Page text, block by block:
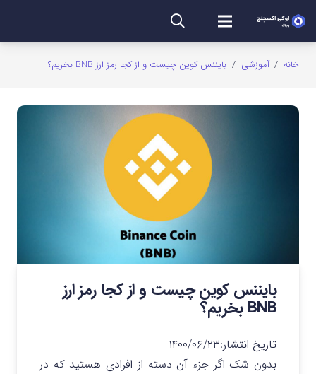
خانه / آموزشی / بایننس کوین چیست و از کجا رمز ارز BNB بخریم؟
بایننس کوین چیست و از کجا رمز ارز
BNB بخریم؟
تاریخ انتشار:۱۴۰۰/۰۶/۲۳
بدون شک اگر جزء آن دسته از افرادی هستید که در